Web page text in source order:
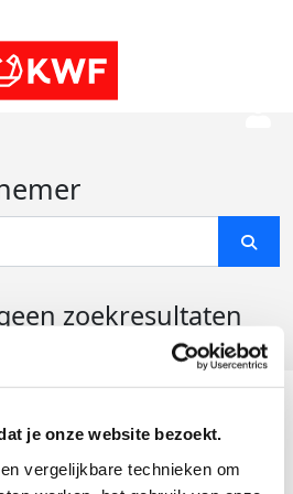
je onze website bezoekt.
vergelijkbare technieken om
zoekresultaten